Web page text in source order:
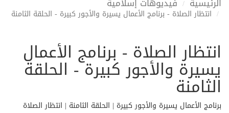
انتظار الصلاة - برنامج الأعمال يسيرة والأجور كبيرة - الحلقة الثامنة
انتظار الصلاة - برنامج الأعمال
يسيرة والأجور كبيرة - الحلقة
الثامنة
برنامج الأعمال يسيرة والأجور كبيرة | الحلقة الثامنة | انتظار الصلاة